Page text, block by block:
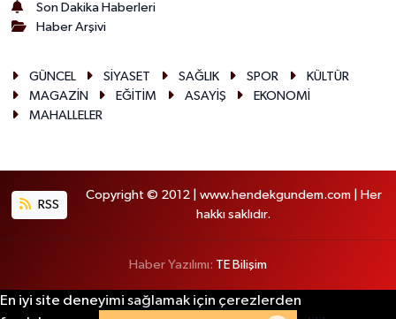
Son Dakika Haberleri
Haber Arşivi
GÜNCEL SİYASET SAĞLIK SPOR
KÜLTÜR
MAGAZİN
EĞİTİM ASAYİŞ
EKONOMİ
MAHALLELER
RSS
Copyright © 2012 | www.hendekgundem.com | Her
hakkı saklıdır.
Haber Yazılımı: TE Bilişim
En iyi site deneyimi sağlamak için çerezlerden